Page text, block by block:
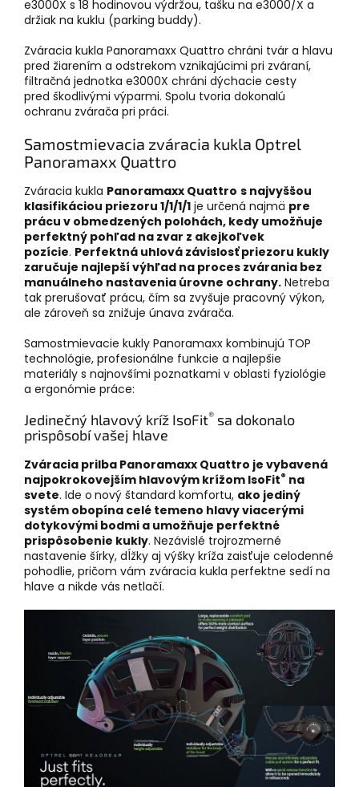
e3000X s 18 hodinovou výdržou, tašku na e3000/X a
držiak na kuklu (parking buddy).
Zváracia kukla Panoramaxx Quattro chráni tvár a hlavu
pred žiarením a odstrekom vznikajúcimi pri zváraní,
filtračná jednotka e3000X chráni dýchacie cesty
pred škodlivými výparmi. Spolu tvoria dokonalú
ochranu zvárača pri práci.
Samostmievacia zváracia kukla Optrel
Panoramaxx Quattro
Zváracia kukla Panoramaxx Quattro s najvyššou
klasifikáciou priezoru 1/1/1/1 je určená najmä pre
prácu v obmedzených polohách, kedy umožňuje
perfektný pohľad na zvar z akejkoľvek
pozície. Perfektná uhlová závislosť priezoru kukly
zaručuje najlepší výhľad na proces zvárania bez
manuálneho nastavenia úrovne ochrany. Netreba
tak prerušovať prácu, čím sa zvyšuje pracovný výkon,
ale zároveň sa znižuje únava zvárača.
Samostmievacie kukly Panoramaxx kombinujú TOP
technológie, profesionálne funkcie a najlepšie
materiály s najnovšími poznatkami v oblasti fyziológie
a ergonómie práce:
Jedinečný hlavový kríž IsoFit® sa dokonalo
prispôsobí vašej hlave
Zváracia prilba Panoramaxx Quattro je vybavená
najpokrokovejším hlavovým krížom IsoFit® na
svete. Ide o nový štandard komfortu, ako jediný
systém obopína celé temeno hlavy viacerými
dotykovými bodmi a umožňuje perfektné
prispôsobenie kukly. Nezávislé trojrozmerné
nastavenie šírky, dĺžky aj výšky kríža zaisťuje celodenné
pohodlie, pričom vám zváracia kukla perfektne sedí na
hlave a nikde vás netlačí.